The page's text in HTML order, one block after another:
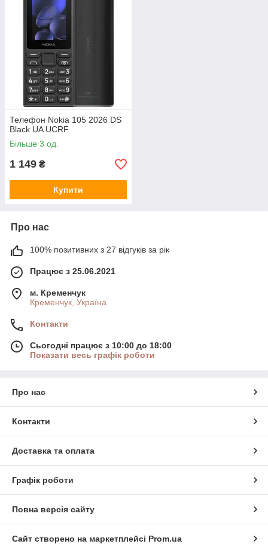
Телефон Nokia 105 2026 DS
Black UA UCRF
Більше 3 од.
1 149 ₴
Купити
Про нас
100% позитивних з 27 відгуків за рік
Працює з 25.06.2021
м. Кременчук
Кременчук, Україна
Контакти
Сьогодні працює з 10:00 до 18:00
Показати весь графік роботи
Про нас
Контакти
Доставка та оплата
Графік роботи
Повна версія сайту
Сайт створено на маркетплейсі Prom.ua